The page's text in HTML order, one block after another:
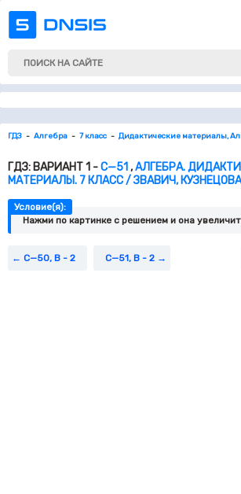
ГДЗ Алгебра 7 класс Дидактические материалы,
ГДЗ: ВАРИАНТ 1 -С—51,АЛГЕБРА.
МАТЕРИАЛЫ. 7 КЛАСС / ЗВАВИЧ,
Условие(я):
Нажми по картинке c решением и она
С—50, В - 2 С—51, В - 2